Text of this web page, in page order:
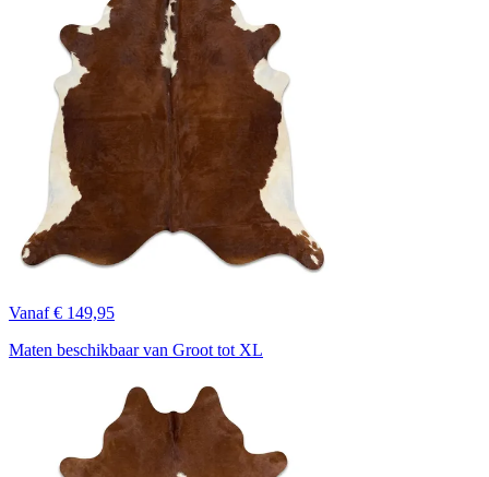
Vanaf € 149,95
Maten beschikbaar van Groot tot XL